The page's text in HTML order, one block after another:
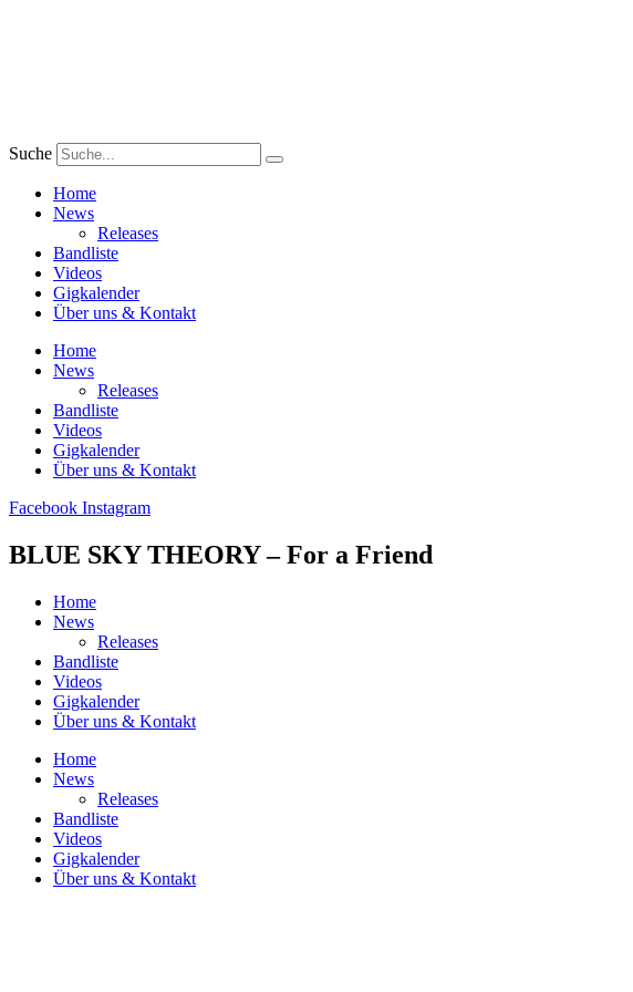
Suche
Home
News
Releases
Bandliste
Videos
Gigkalender
Über uns & Kontakt
Home
News
Releases
Bandliste
Videos
Gigkalender
Über uns & Kontakt
Facebook Instagram
BLUE SKY THEORY – For a Friend
Home
News
Releases
Bandliste
Videos
Gigkalender
Über uns & Kontakt
Home
News
Releases
Bandliste
Videos
Gigkalender
Über uns & Kontakt